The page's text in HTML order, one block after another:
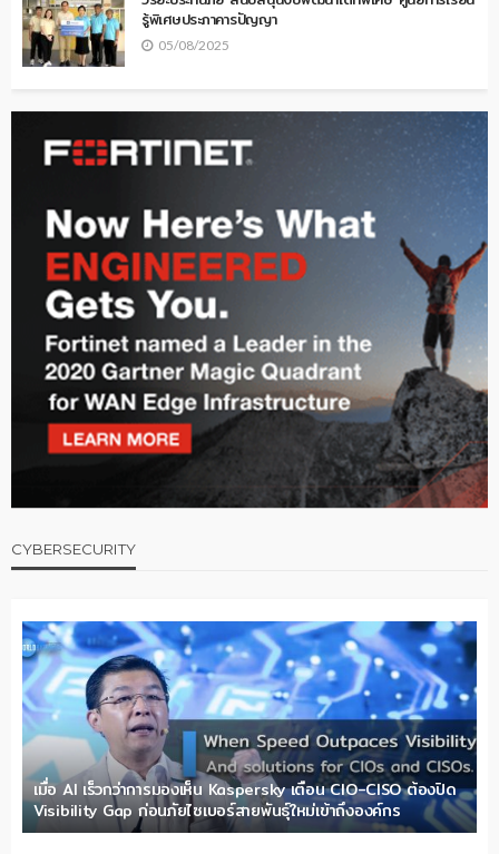
รู้พิเศษประภาคารปัญญา
05/08/2025
CYBERSECURITY
เมื่อ AI เร็วกว่าการมองเห็น Kaspersky เตือน CIO-CISO ต้องปิด
Visibility Gap ก่อนภัยไซเบอร์สายพันธุ์ใหม่เข้าถึงองค์กร